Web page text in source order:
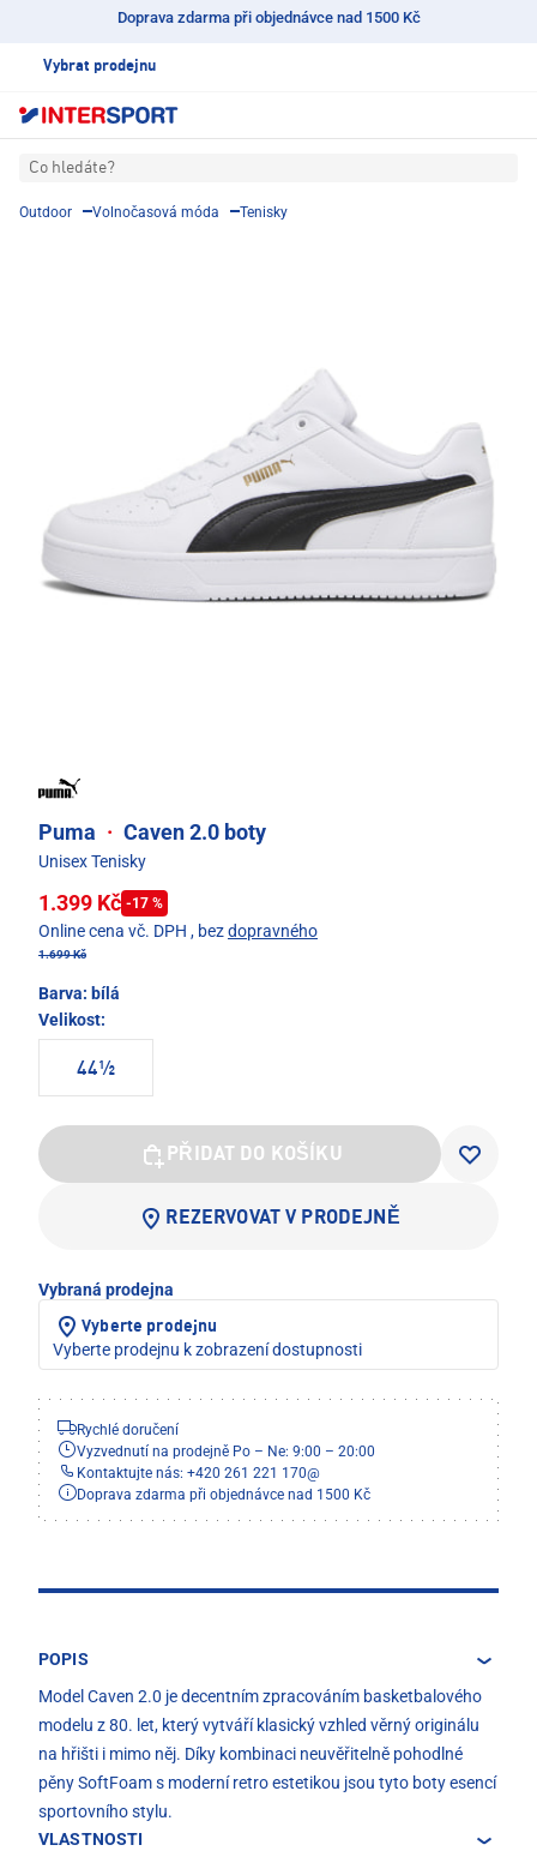
Doprava zdarma při objednávce nad 1500 Kč
Vybrat prodejnu
Co hledáte?
Outdoor Volnočasová móda Tenisky
Puma · Caven 2.0 boty
Unisex Tenisky
1.399 Kč -17 %
Online cena vč. DPH , bezdopravného
1.699 Kč
Barva: bílá
Velikost:
44½
PŘIDAT DO KOŠÍKU
REZERVOVAT V PRODEJNĚ
Vybraná prodejna
Vyberte prodejnu
Vyberte prodejnu k zobrazení dostupnosti
Rychlé doručení
Vyzvednutí na prodejně Po – Ne: 9:00 – 20:00
Kontaktujte nás: +420 261 221 170@
Doprava zdarma při objednávce nad 1500 Kč
POPIS
Model Caven 2.0 je decentním zpracováním basketbalového
modelu z 80. let, který vytváří klasický vzhled věrný originálu
na hřišti i mimo něj. Díky kombinaci neuvěřitelně pohodlné
pěny SoftFoam s moderní retro estetikou jsou tyto boty esencí
sportovního stylu.
VLASTNOSTI